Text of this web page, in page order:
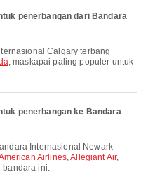
penerbangan dari Bandara
, maskapai paling populer untuk
penerbangan ke Bandara
Airlines,Allegiant Air,
bandara ini.